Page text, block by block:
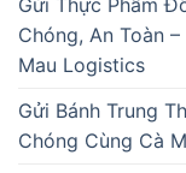
Gửi Thực Phẩm
Chóng, An Toàn
Mau Logistics
Gửi Bánh Trung
Chóng Cùng Cà